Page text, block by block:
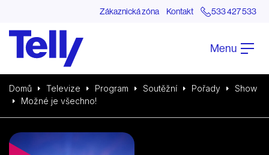
Zákaznická zóna Kontakt 533 427 533
Menu
Domů Televize Program Soutěžní Pořady
Show
Možné je všechno!